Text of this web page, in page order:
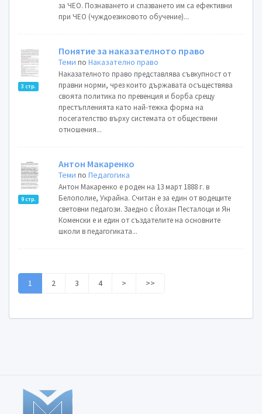
за ЧЕО. Познаването и спазването им са ефективни
при ЧЕО (чуждоезиковото обучение)...
3 стр.
Понятие за наказателното право
Теми поНаказателно право
Наказателното право представлява съвкупност от
правни норми, чрез които държавата осъществява
своята политика по превенция и борба срещу
престъпленията като най-тежка форма на
посегателство върху системата от обществени
отношения...
9 стр.
Антон Макаренко
Теми поПедагогика
Антон Макаренко е роден на 13 март 1888 г. в
Белополие, Украйна. Считан е за един от водещите
световни педагози. Заедно с Йохан Песталоци и Ян
Коменски е и един от създателите на основните
школи в педагогиката...
1 2 3 4 > >>